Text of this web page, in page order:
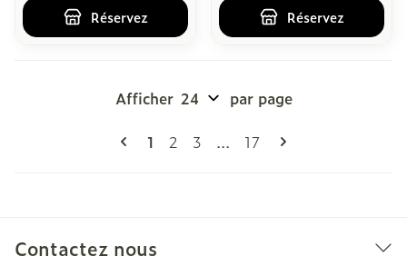
Réservez Réservez
Vous lisez actuellement la page
1 Page
2 Page
3 ... Page
17
Afficher par page
Contactez nous